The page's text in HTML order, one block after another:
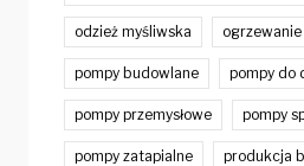
odzież myśliwska ogrzewanie
pompy budowlane pompy do
pompy przemysłowe pompy
pompy zatapialne produkcja